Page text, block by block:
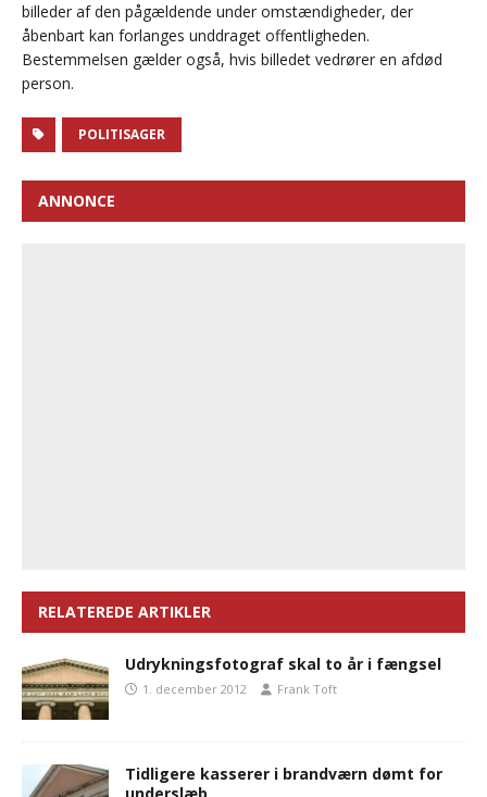
billeder af den pågældende under omstændigheder, der
åbenbart kan forlanges unddraget offentligheden.
Bestemmelsen gælder også, hvis billedet vedrører en afdød
person.
POLITISAGER
ANNONCE
RELATEREDE ARTIKLER
Udrykningsfotograf skal to år i fængsel
1. december 2012 Frank Toft
Tidligere kasserer i brandværn dømt for